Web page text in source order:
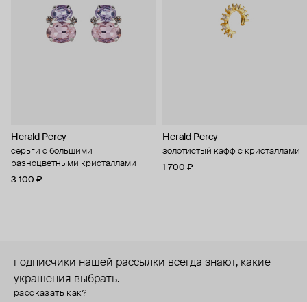
Herald Percy
серьги с большими
разноцветными кристаллами
3 100 ₽
Herald Percy
золотистый кафф с кристаллами
1 700 ₽
подписчики нашей рассылки всегда знают, какие
украшения выбрать.
рассказать как?